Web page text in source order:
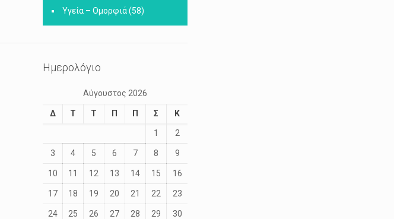
Υγεία – Ομορφιά(58)
Ημερολόγιο
Αύγουστος 2026
Δ Τ Τ Π Π Σ Κ
1 2
3 4 5 6 7 8 9
10 11 12 13 14 15 16
17 18 19 20 21 22 23
24 25 26 27 28 29 30